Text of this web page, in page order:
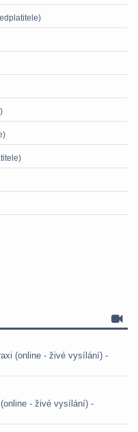
(online - živé vysílání) -
- živé vysílání) -